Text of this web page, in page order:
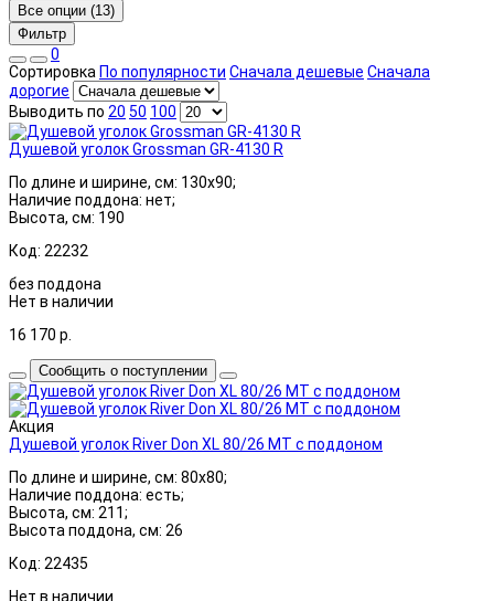
Все опции (13)
Фильтр
0
Сортировка По популярности Сначала дешевые Сначала
дорогие
Выводить по 20 50 100
Душевой уголок Grossman GR-4130 R
По длине и ширине, см: 130x90;
Наличие поддона: нет;
Высота, см: 190
Код: 22232
без поддона
Нет в наличии
16 170 р.
Сообщить о поступлении
Акция
Душевой уголок River Don XL 80/26 МТ с поддоном
По длине и ширине, см: 80x80;
Наличие поддона: есть;
Высота, см: 211;
Высота поддона, см: 26
Код: 22435
Нет в наличии